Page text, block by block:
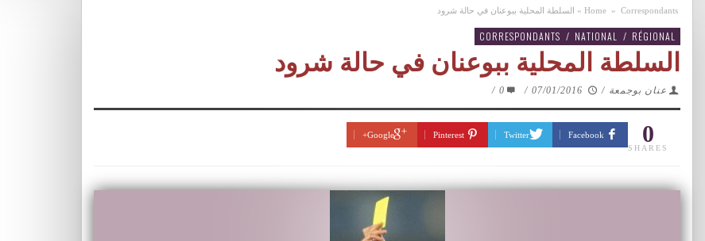
Home » Correspondants
» السلطة المحلية ببوعنان في حالة شرود
CORRESPONDANTS / NATIONAL / RÉGIONAL
السلطة المحلية ببوعنان في حالة شرود
عنان بوجمعة /
07/01/2016
/
0
/
0
SHARES
Facebook
Twitter
Pinterest
Google+